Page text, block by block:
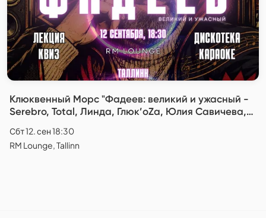
Клюквенный Морс "Фадеев: великий и ужасный -
Serebro, Total, Линда, Глюк’oZa, Юлия Савичева,
Сбт 12. сен 18:30
RM Lounge, Tallinn